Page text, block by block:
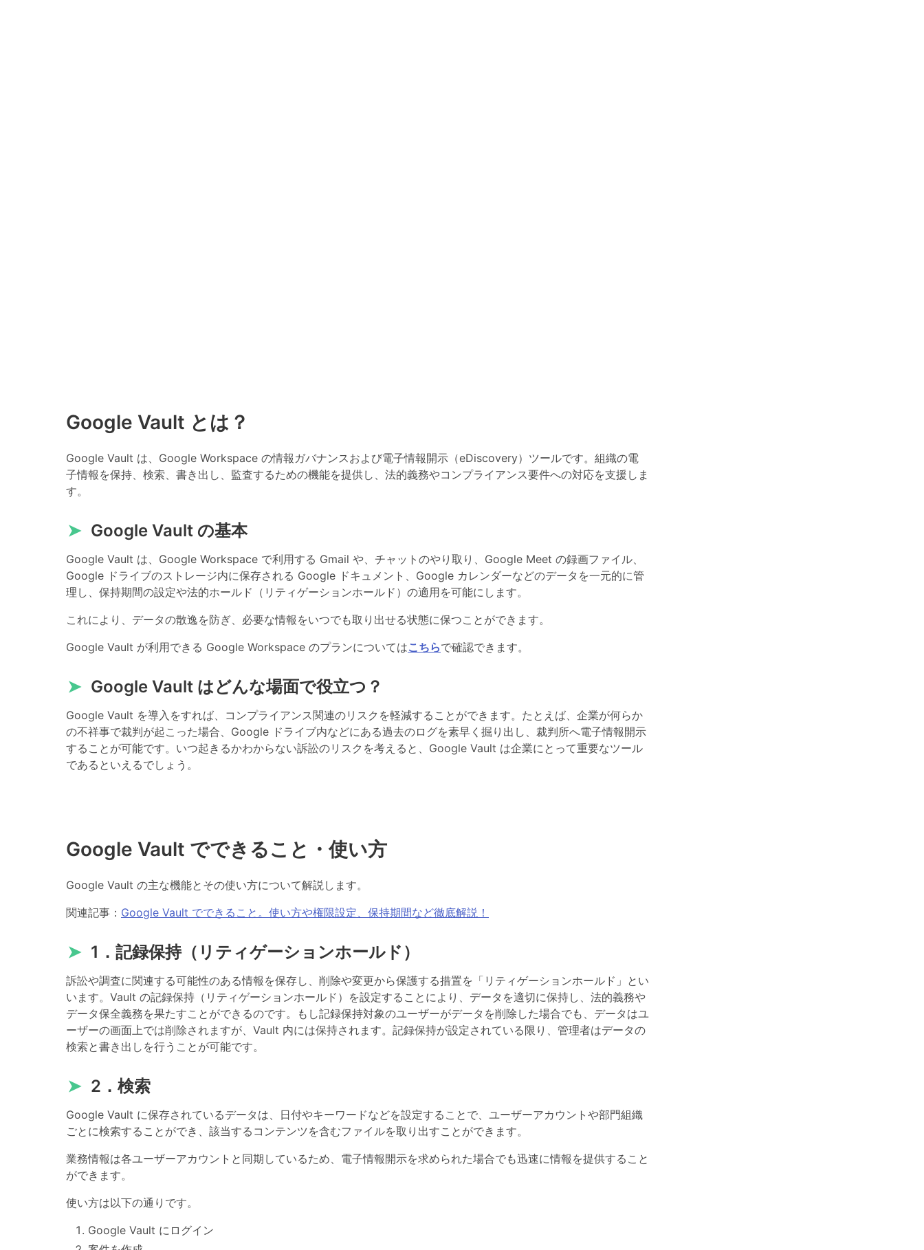
Google Vault とは？
Google Vault は、Google Workspace の情報ガバナンスおよび電子情報開示（eDiscovery）ツールです。組織の電
子情報を保持、検索、書き出し、監査するための機能を提供し、法的義務やコンプライアンス要件への対応を支援しま
す。
➤ Google Vault の基本
Google Vault は、Google Workspace で利用する Gmail や、チャットのやり取り、Google Meet の録画ファイル、
Google ドライブのストレージ内に保存される Google ドキュメント、Google カレンダーなどのデータを一元的に管
理し、保持期間の設定や法的ホールド（リティゲーションホールド）の適用を可能にします。
これにより、データの散逸を防ぎ、必要な情報をいつでも取り出せる状態に保つことができます。
Google Vault が利用できる Google Workspace のプランについてはこちらで確認できます。
➤ Google Vault はどんな場面で役立つ？
Google Vault を導入をすれば、コンプライアンス関連のリスクを軽減することができます。たとえば、企業が何らか
の不祥事で裁判が起こった場合、Google ドライブ内などにある過去のログを素早く掘り出し、裁判所へ電子情報開示
することが可能です。いつ起きるかわからない訴訟のリスクを考えると、Google Vault は企業にとって重要なツール
であるといえるでしょう。
Google Vault でできること・使い方
Google Vault の主な機能とその使い方について解説します。
関連記事： Google Vault でできること。使い方や権限設定、保持期間など徹底解説！
➤ 1．記録保持（リティゲーションホールド）
訴訟や調査に関連する可能性のある情報を保存し、削除や変更から保護する措置を「リティゲーションホールド」とい
います。Vault の記録保持（リティゲーションホールド）を設定することにより、データを適切に保持し、法的義務や
データ保全義務を果たすことができるのです。もし記録保持対象のユーザーがデータを削除した場合でも、データはユ
ーザーの画面上では削除されますが、Vault 内には保持されます。記録保持が設定されている限り、管理者はデータの
検索と書き出しを行うことが可能です。
➤ 2．検索
Google Vault に保存されているデータは、日付やキーワードなどを設定することで、ユーザーアカウントや部門組織
ごとに検索することができ、該当するコンテンツを含むファイルを取り出すことができます。
業務情報は各ユーザーアカウントと同期しているため、電子情報開示を求められた場合でも迅速に情報を提供すること
ができます。
使い方は以下の通りです。
Google Vault にログイン